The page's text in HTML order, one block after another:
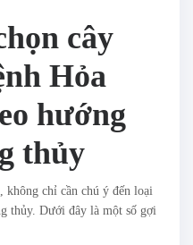
cây
Hỏa
hướng
thủy
không chỉ cần chú ý đến loại
thủy. Dưới đây là một số gợi